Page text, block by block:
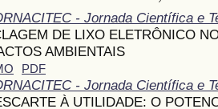
- Jornada Científica e
DE LIXO ELETRÔNICO
AMBIENTAIS
PDF
- Jornada Científica e
À UTILIDADE: O